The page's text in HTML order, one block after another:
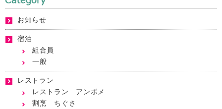
お知らせ
宿泊
組合員
一般
レストラン
レストラン アンボメ
割烹 ちぐさ